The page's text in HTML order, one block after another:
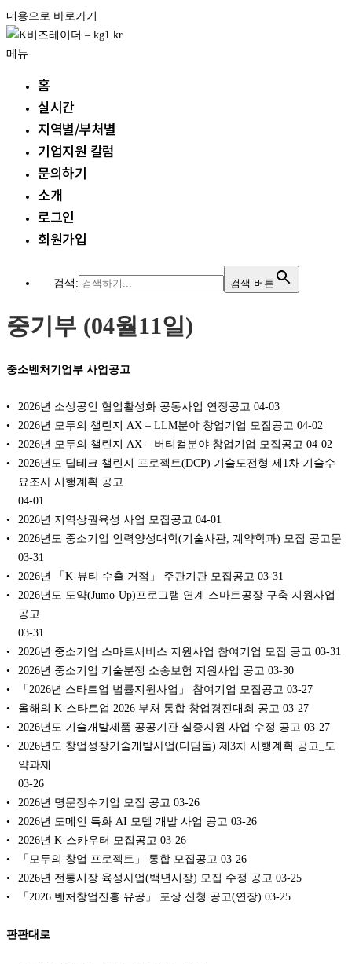
내용으로 바로가기
메뉴
홈
실시간
지역별/부처별
기업지원 칼럼
문의하기
소개
로그인
회원가입
검색: 검색 버튼
중기부 (04월11일)
중소벤처기업부 사업공고
2026년 소상공인 협업활성화 공동사업 연장공고 04-03
2026년 모두의 챌린지 AX – LLM분야 창업기업 모집공고 04-02
2026년 모두의 챌린지 AX – 버티컬분야 창업기업 모집공고 04-02
2026년도 딥테크 챌린지 프로젝트(DCP) 기술도전형 제1차 기술수
요조사 시행계획 공고
04-01
2026년 지역상권육성 사업 모집공고 04-01
2026년도 중소기업 인력양성대학(기술사관, 계약학과) 모집 공고문
03-31
2026년 「K-뷰티 수출 거점」 주관기관 모집공고 03-31
2026년도 도약(Jumo-Up)프로그램 연계 스마트공장 구축 지원사업
공고
03-31
2026년 중소기업 스마트서비스 지원사업 참여기업 모집 공고 03-31
2026년 중소기업 기술분쟁 소송보험 지원사업 공고 03-30
「2026년 스타트업 법률지원사업」 참여기업 모집공고 03-27
올해의 K-스타트업 2026 부처 통합 창업경진대회 공고 03-27
2026년도 기술개발제품 공공기관 실증지원 사업 수정 공고 03-27
2026년도 창업성장기술개발사업(디딤돌) 제3차 시행계획 공고_도
약과제
03-26
2026년 명문장수기업 모집 공고 03-26
2026년 도메인 특화 AI 모델 개발 사업 공고 03-26
2026년 K-스카우터 모집공고 03-26
「모두의 창업 프로젝트」 통합 모집공고 03-26
2026년 전통시장 육성사업(백년시장) 모집 수정 공고 03-25
「2026 벤처창업진흥 유공」 포상 신청 공고(연장) 03-25
판판대로